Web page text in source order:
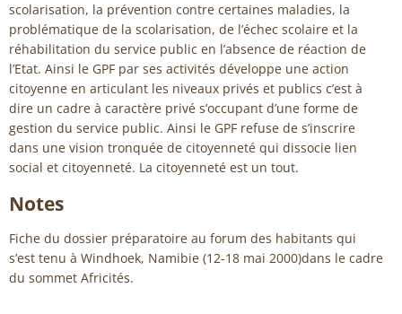
scolarisation, la prévention contre certaines maladies, la
problématique de la scolarisation, de l’échec scolaire et la
réhabilitation du service public en l’absence de réaction de
l’Etat. Ainsi le GPF par ses activités développe une action
citoyenne en articulant les niveaux privés et publics c’est à
dire un cadre à caractère privé s’occupant d’une forme de
gestion du service public. Ainsi le GPF refuse de s’inscrire
dans une vision tronquée de citoyenneté qui dissocie lien
social et citoyenneté. La citoyenneté est un tout.
Notes
Fiche du dossier préparatoire au forum des habitants qui
s’est tenu à Windhoek, Namibie (12-18 mai 2000)dans le cadre
du sommet Africités.